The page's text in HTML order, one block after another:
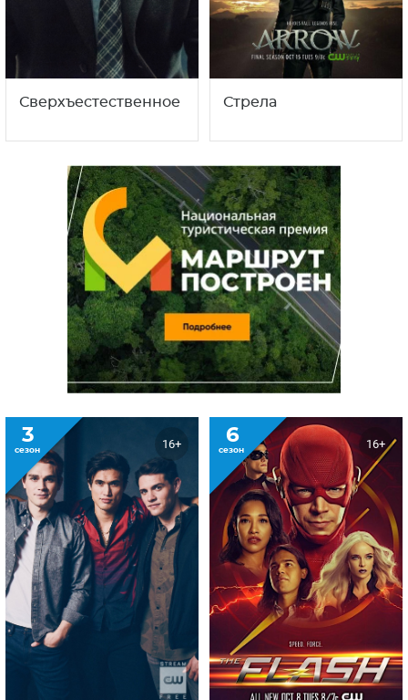
Сверхъестественное Стрела
3
сезон 16+ 6
сезон 16+